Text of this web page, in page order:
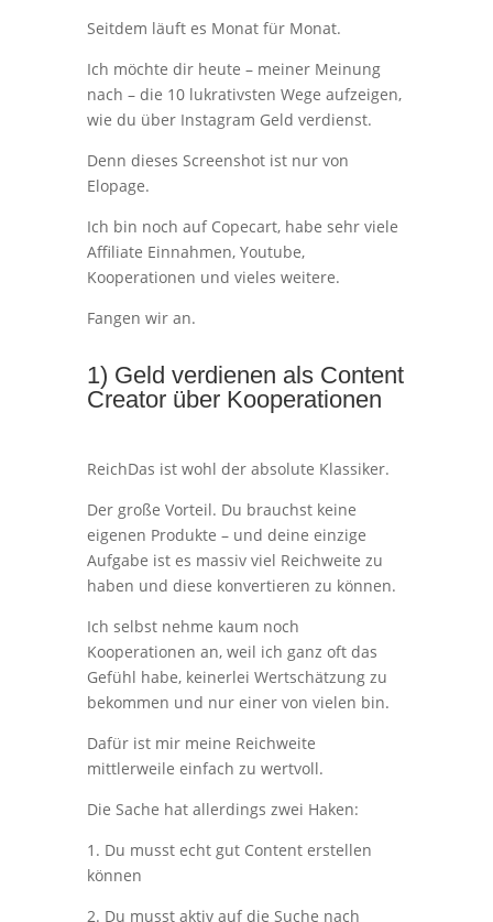
Seitdem läuft es Monat für Monat.
Ich möchte dir heute – meiner Meinung
nach – die 10 lukrativsten Wege aufzeigen,
wie du über Instagram Geld verdienst.
Denn dieses Screenshot ist nur von
Elopage.
Ich bin noch auf Copecart, habe sehr viele
Affiliate Einnahmen, Youtube,
Kooperationen und vieles weitere.
Fangen wir an.
1) Geld verdienen als Content
Creator über Kooperationen
ReichDas ist wohl der absolute Klassiker.
Der große Vorteil. Du brauchst keine
eigenen Produkte – und deine einzige
Aufgabe ist es massiv viel Reichweite zu
haben und diese konvertieren zu können.
Ich selbst nehme kaum noch
Kooperationen an, weil ich ganz oft das
Gefühl habe, keinerlei Wertschätzung zu
bekommen und nur einer von vielen bin.
Dafür ist mir meine Reichweite
mittlerweile einfach zu wertvoll.
Die Sache hat allerdings zwei Haken:
1. Du musst echt gut Content erstellen
können
2. Du musst aktiv auf die Suche nach